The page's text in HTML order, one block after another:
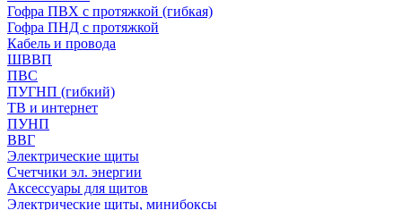
Гофра ПВХ с протяжкой (гибкая)
Гофра ПНД с протяжкой
Кабель и провода
ШВВП
ПВС
ПУГНП (гибкий)
ТВ и интернет
ПУНП
ВВГ
Электрические щиты
Счетчики эл. энергии
Аксессуары для щитов
Электрические щиты, минибоксы